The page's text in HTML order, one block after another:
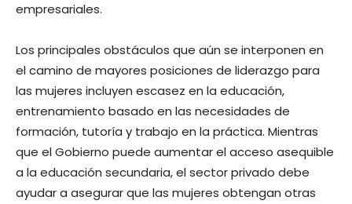
empresariales.
Los principales obstáculos que aún se interponen en
el camino de mayores posiciones de liderazgo para
las mujeres incluyen escasez en la educación,
entrenamiento basado en las necesidades de
formación, tutoría y trabajo en la práctica. Mientras
que el Gobierno puede aumentar el acceso asequible
a la educación secundaria, el sector privado debe
ayudar a asegurar que las mujeres obtengan otras